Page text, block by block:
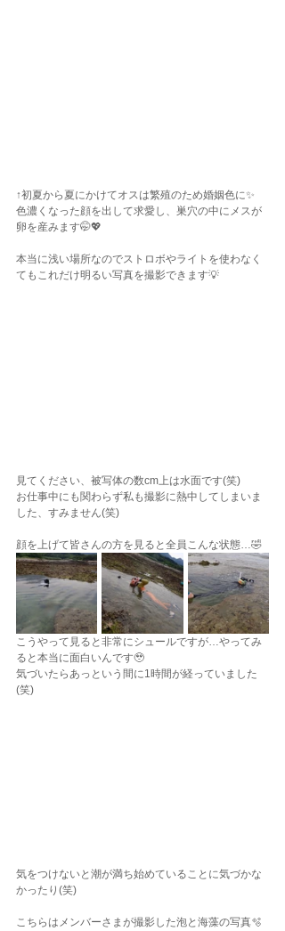
↑初夏から夏にかけてオスは繁殖のため婚姻色に✨
色濃くなった顔を出して求愛し、巣穴の中にメスが
卵を産みます🤭💖
本当に浅い場所なのでストロボやライトを使わなく
てもこれだけ明るい写真を撮影できます💡
見てください、被写体の数cm上は水面です(笑)
お仕事中にも関わらず私も撮影に熱中してしまいま
した、すみません(笑)
顔を上げて皆さんの方を見ると全員こんな状態…🤣
こうやって見ると非常にシュールですが…やってみ
ると本当に面白いんです🥹
気づいたらあっという間に1時間が経っていました
(笑)
気をつけないと潮が満ち始めていることに気づかな
かったり(笑)
こちらはメンバーさまが撮影した泡と海藻の写真🫧